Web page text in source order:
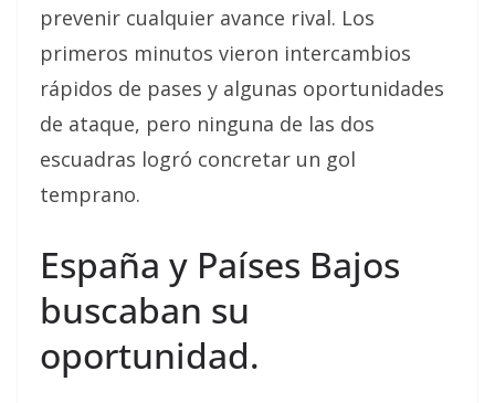
prevenir cualquier avance rival. Los
primeros minutos vieron intercambios
rápidos de pases y algunas oportunidades
de ataque, pero ninguna de las dos
escuadras logró concretar un gol
temprano.
España y Países Bajos
buscaban su
oportunidad.